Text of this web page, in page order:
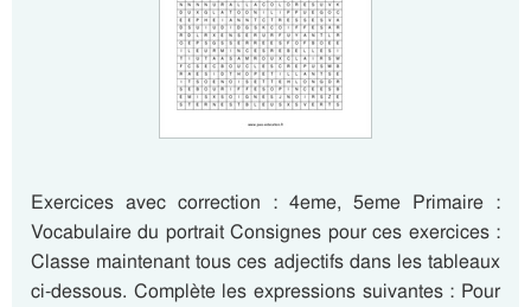
Exercices avec correction : 4eme, 5eme Primaire :
Vocabulaire du portrait Consignes pour ces exercices :
Classe maintenant tous ces adjectifs dans les tableaux
ci-dessous. Complète les expressions suivantes : Pour